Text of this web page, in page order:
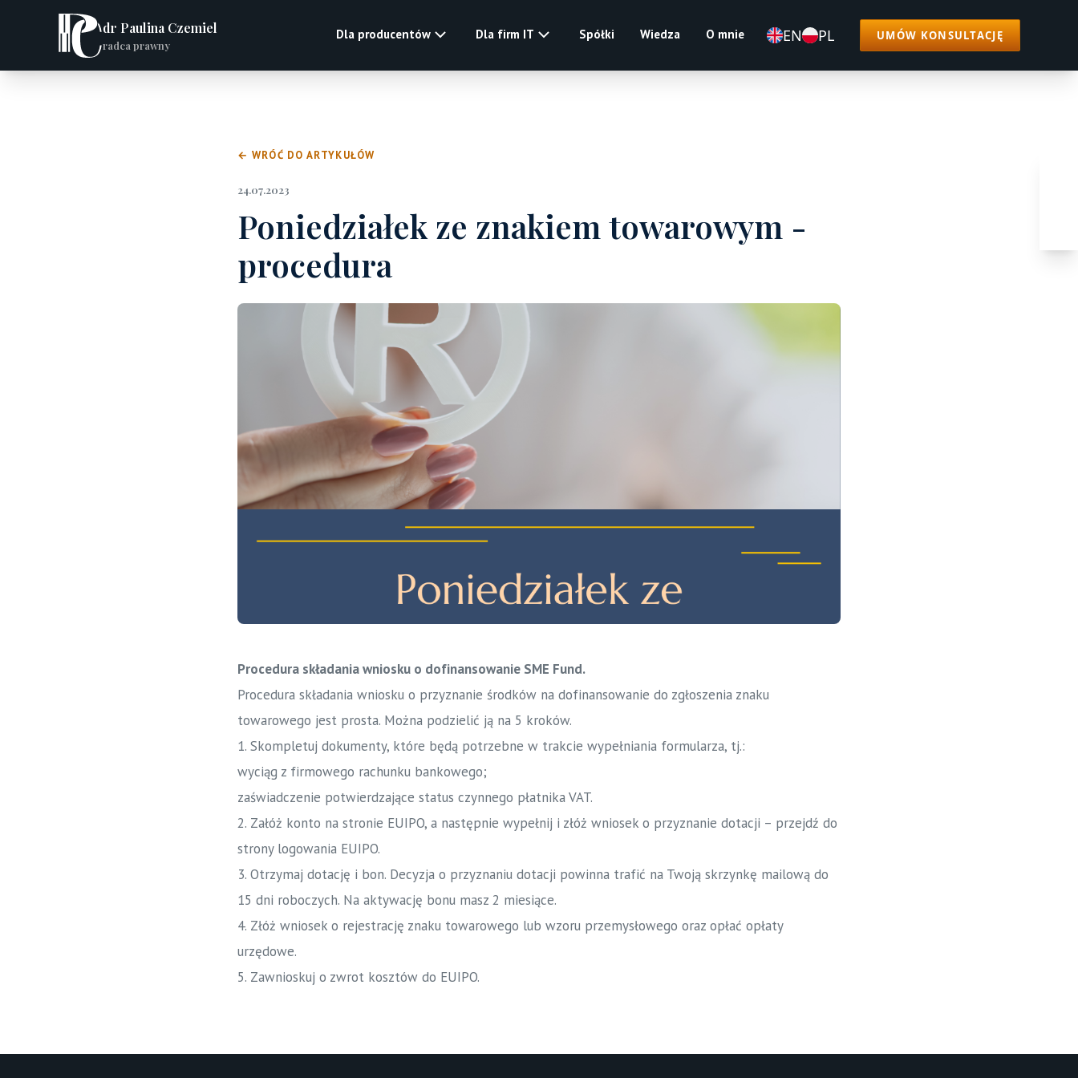
dr Paulina Czemiel
radca prawny
Dla producentów Dla firm IT Spółki Wiedza O mnie EN PL UMÓW KONSULTACJĘ
← WRÓĆ DO ARTYKUŁÓW
24.07.2023
Poniedziałek ze znakiem towarowym -
procedura
Procedura składania wniosku o dofinansowanie SME Fund.
Procedura składania wniosku o przyznanie środków na dofinansowanie do zgłoszenia znaku
towarowego jest prosta. Można podzielić ją na 5 kroków.
1. Skompletuj dokumenty, które będą potrzebne w trakcie wypełniania formularza, tj.:
wyciąg z firmowego rachunku bankowego;
zaświadczenie potwierdzające status czynnego płatnika VAT.
2. Załóż konto na stronie EUIPO, a następnie wypełnij i złóż wniosek o przyznanie dotacji – przejdź do
strony logowania EUIPO.
3. Otrzymaj dotację i bon. Decyzja o przyznaniu dotacji powinna trafić na Twoją skrzynkę mailową do
15 dni roboczych. Na aktywację bonu masz 2 miesiące.
4. Złóż wniosek o rejestrację znaku towarowego lub wzoru przemysłowego oraz opłać opłaty
urzędowe.
5. Zawnioskuj o zwrot kosztów do EUIPO.